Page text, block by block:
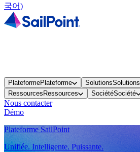
국어)
PlateformePlateforme SolutionsSolutions
Ressources Ressources SociétéSociété
Nous contacter
Démo
Plateforme SailPoint
Unifiée. Intelligente. Puissante.